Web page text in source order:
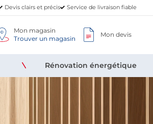
Devis clairs et précis Service de livraison fiable
Mon magasin
Trouver un magasin
Mon devis
Rénovation énergétique